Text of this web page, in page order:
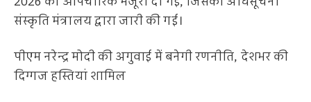
संस्कृति मंत्रालय द्वारा जारी की गई।
पीएम नरेन्द्र मोदी की अगुवाई में बनेगी रणनीति, देशभर की
दिग्गज हस्तियां शामिल